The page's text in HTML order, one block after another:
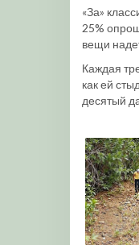
«За»
25%
вещи
Каждая
как ей
десятый